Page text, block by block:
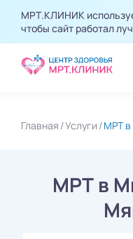
МРТ.КЛИНИК
чтобы сайт работал
Главная Услуги МРТ в
МРТ в